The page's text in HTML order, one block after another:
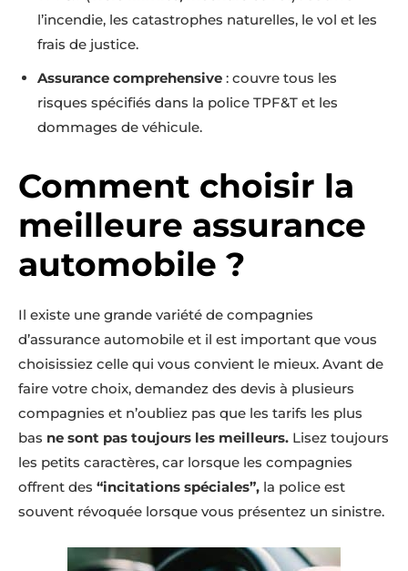
l’incendie, les catastrophes naturelles, le vol et les
frais de justice.
Assurance comprehensive : couvre tous les
risques spécifiés dans la police TPF&T et les
dommages de véhicule.
Comment choisir la
meilleure assurance
automobile ?
Il existe une grande variété de compagnies
d’assurance automobile et il est important que vous
choisissiez celle qui vous convient le mieux. Avant de
faire votre choix, demandez des devis à plusieurs
compagnies et n’oubliez pas que les tarifs les plus
bas ne sont pas toujours les meilleurs. Lisez toujours
les petits caractères, car lorsque les compagnies
offrent des “incitations spéciales”, la police est
souvent révoquée lorsque vous présentez un sinistre.